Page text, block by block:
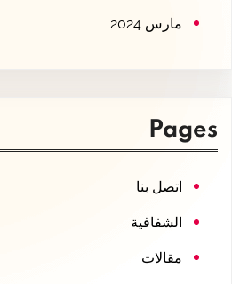
مارس 2024
Pages
اتصل بنا
الشفافية
مقالات